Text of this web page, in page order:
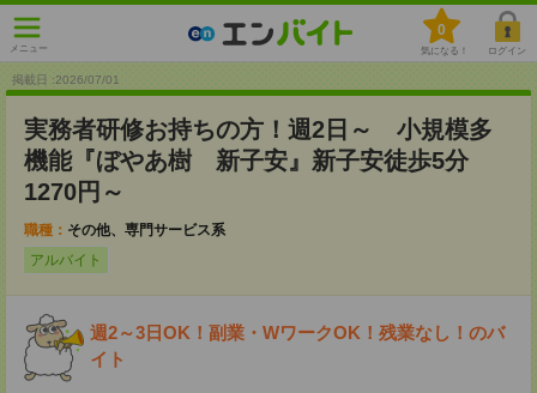
メニュー
0
気になる！ ログイン
掲載日 :2026/07/01
実務者研修お持ちの方！週2日～ 小規模多
機能『ぼやあ樹 新子安』新子安徒歩5分
1270円～
職種： その他、専門サービス系
アルバイト
週2～3日OK！副業・WワークOK！残業なし！のバ
イト